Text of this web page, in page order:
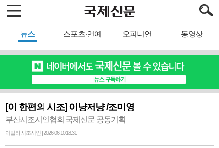
뉴스 스포츠·연예 오피니언 동영상
[이 한편의 시조] 이냥저냥 /조미영
부산시조시인협회 국제신문 공동기획
이말라 시조시인 | 2026.06.10 18:31